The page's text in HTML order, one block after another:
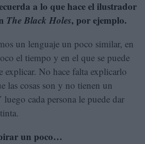
a lo que hace el ilustrador
The Black Holes, por ejemplo.
un lenguaje un poco similar, en
el tiempo y en el que se puede
explicar. No hace falta explicarlo
las cosas son y no tienen un
luego cada persona le puede dar
un poco…